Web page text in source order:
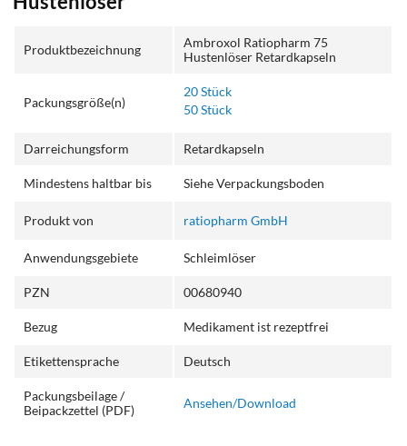
Produktbezeichnung
Ambroxol Ratiopharm 75
Hustenlöser Retardkapseln
Packungsgröße(n)
20 Stück
50 Stück
Darreichungsform Retardkapseln
Mindestens haltbar bis Siehe Verpackungsboden
Produkt von ratiopharm GmbH
Anwendungsgebiete Schleimlöser
PZN 00680940
Bezug Medikament ist rezeptfrei
Etikettensprache Deutsch
Packungsbeilage /
Beipackzettel (PDF)
Ansehen/Download